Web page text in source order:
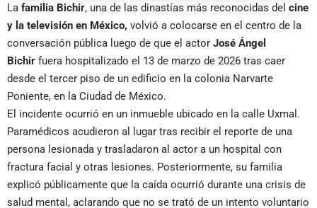
La familia Bichir, una de las dinastías más reconocidas del cine
y la televisión en México, volvió a colocarse en el centro de la
conversación pública luego de que el actor José Ángel
Bichir fuera hospitalizado el 13 de marzo de 2026 tras caer
desde el tercer piso de un edificio en la colonia Narvarte
Poniente, en la Ciudad de México.
El incidente ocurrió en un inmueble ubicado en la calle Uxmal.
Paramédicos acudieron al lugar tras recibir el reporte de una
persona lesionada y trasladaron al actor a un hospital con
fractura facial y otras lesiones. Posteriormente, su familia
explicó públicamente que la caída ocurrió durante una crisis de
salud mental, aclarando que no se trató de un intento voluntario